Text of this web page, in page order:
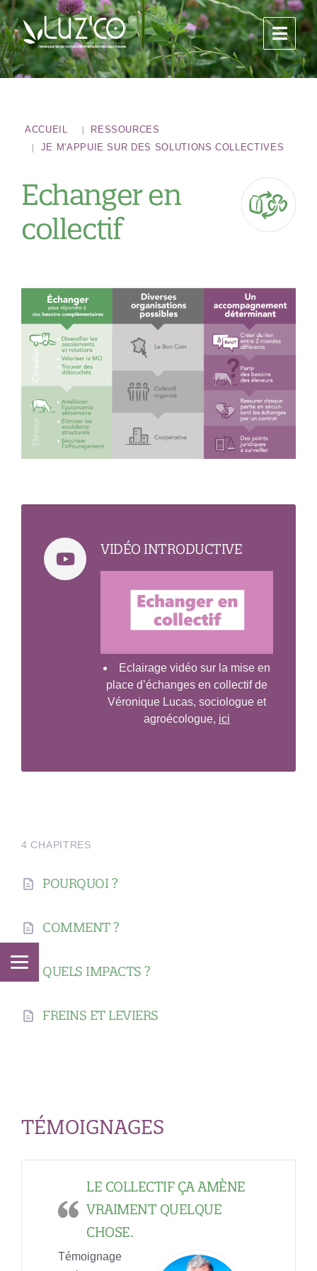
ACCUEIL
RESSOURCES
JE M'APPUIE SUR DES SOLUTIONS COLLECTIVES
Echanger en
collectif
VIDÉO INTRODUCTIVE
Eclairage vidéo sur la mise en
place d’échanges en collectif de
Véronique Lucas, sociologue et
agroécologue, ici
4 CHAPITRES
POURQUOI ?
COMMENT ?
QUELS IMPACTS ?
FREINS ET LEVIERS
TÉMOIGNAGES
LE COLLECTIF ÇA AMÈNE
VRAIMENT QUELQUE
CHOSE.
Témoignage